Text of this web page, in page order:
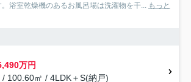
浴室乾燥機のあるお風呂場は洗濯物を干...
もっと
万円
/ 100.60㎡ / 4LDK＋S(納戸)